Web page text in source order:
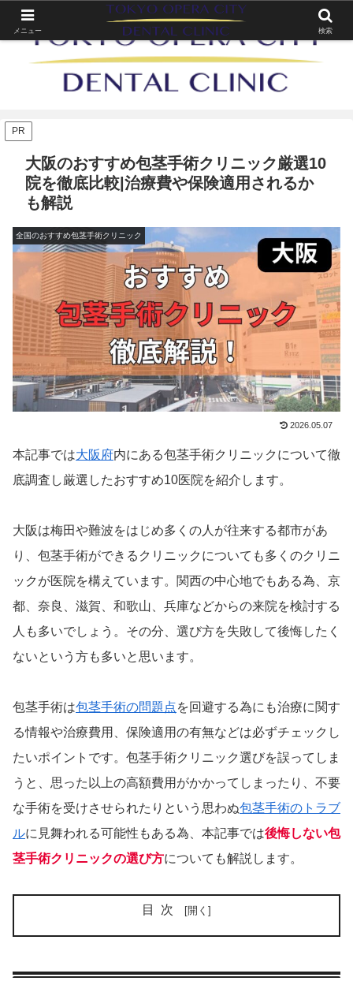
PR
大阪のおすすめ包茎手術クリニック厳選10
院を徹底比較|治療費や保険適用されるか
も解説
全国のおすすめ包茎手術クリニック
2026.05.07
本記事では大阪府内にある包茎手術クリニックについて徹
底調査し厳選したおすすめ10医院を紹介します。
大阪は梅田や難波をはじめ多くの人が往来する都市があ
り、包茎手術ができるクリニックについても多くのクリニ
ックが医院を構えています。関西の中心地でもある為、京
都、奈良、滋賀、和歌山、兵庫などからの来院を検討する
人も多いでしょう。その分、選び方を失敗して後悔したく
ないという方も多いと思います。
包茎手術は包茎手術の問題点を回避する為にも治療に関す
る情報や治療費用、保険適用の有無などは必ずチェックし
たいポイントです。包茎手術クリニック選びを誤ってしま
うと、思った以上の高額費用がかかってしまったり、不要
な手術を受けさせられたりという思わぬ包茎手術のトラブ
ルに見舞われる可能性もある為、本記事では後悔しない包
茎手術クリニックの選び方についても解説します。
目次
メニュー 検索